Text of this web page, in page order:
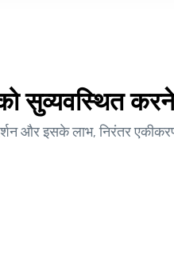
सुव्यवस्थित
और इसके लाभ, निरंतर